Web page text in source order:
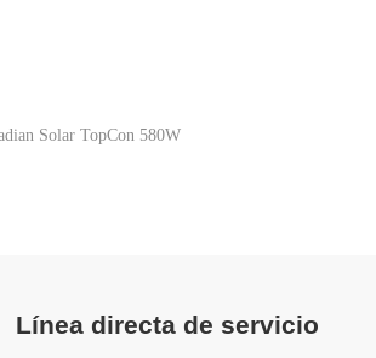
Solar TopCon 580W
Línea directa de servicio